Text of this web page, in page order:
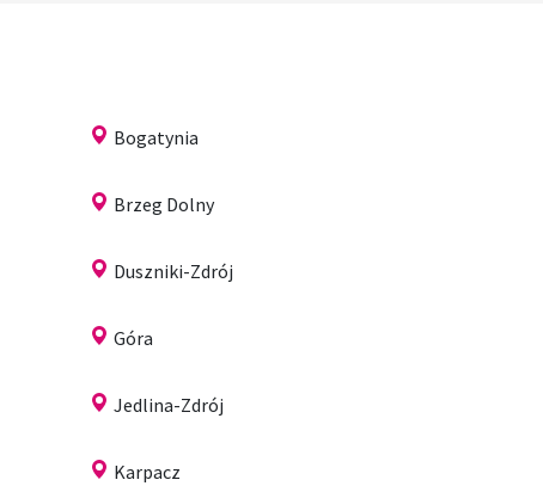
Bogatynia
Brzeg Dolny
Duszniki-Zdrój
Góra
Jedlina-Zdrój
Karpacz